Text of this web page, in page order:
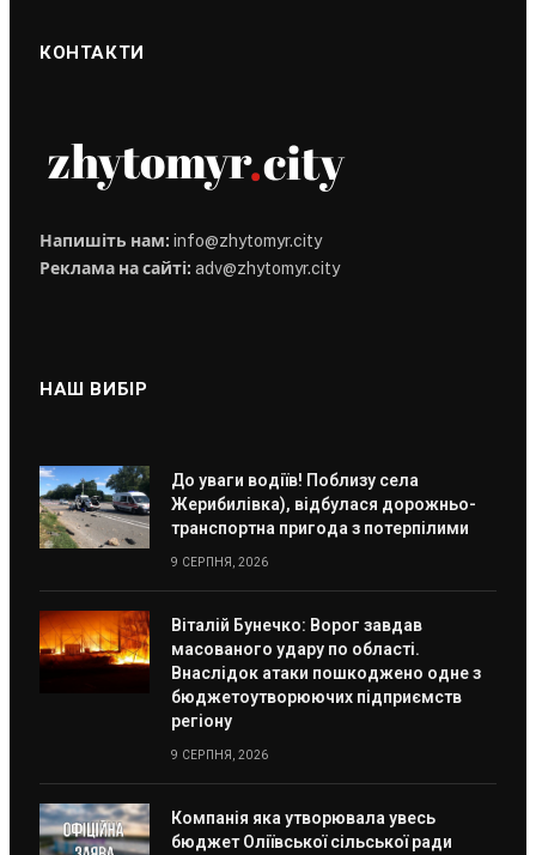
КОНТАКТИ
Напишіть нам: info@zhytomyr.city
Реклама на сайті: adv@zhytomyr.city
НАШ ВИБІР
До уваги водіїв! Поблизу села
Жерибилівка), відбулася дорожньо-
транспортна пригода з потерпілими
9 СЕРПНЯ, 2026
Віталій Бунечко: Ворог завдав
масованого удару по області.
Внаслідок атаки пошкоджено одне з
бюджетоутворюючих підприємств
регіону
9 СЕРПНЯ, 2026
Компанія яка утворювала увесь
бюджет Оліївської сільської ради